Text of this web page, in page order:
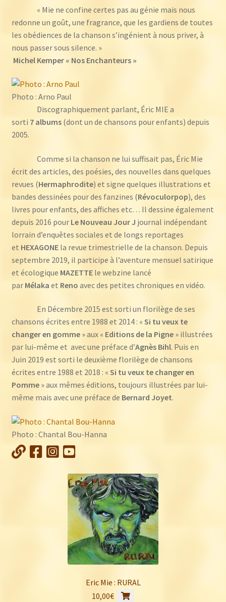
« Mie ne confine certes pas au génie mais nous
redonne un goût, une fragrance, que les gardiens de toutes
les obédiences de la chanson s’ingénient à nous priver, à
nous passer sous silence. »
Michel Kemper « Nos Enchanteurs »
Photo : Arno Paul
Discographiquement parlant, Éric MIE a
sorti 7 albums(dont un de chansons pour enfants) depuis
2005.
Comme si la chanson ne lui suffisait pas, Éric Mie
écrit des articles, des poésies, des nouvelles dans quelques
revues (Hermaphrodite) et signe quelques illustrations et
bandes dessinées pour des fanzines (Révoculorpop), des
livres pour enfants, des affiches etc… Il dessine également
depuis 2016 pour Le Nouveau Jour J journal indépendant
lorrain d’enquêtes sociales et de longs reportages
et HEXAGONEla revue trimestrielle de la chanson. Depuis
septembre 2019, il participe à l’aventure mensuel satirique
et écologique MAZETTEle webzine lancé
par Mélaka et Reno avec des petites chroniques en vidéo.
En Décembre 2015 est sorti un florilège de ses
chansons écrites entre 1988 et 2014 : « Si tu veux te
changer en gomme» aux « Editions de la Pigne» illustrées
par lui-même et avec une préface d’Agnès Bihl. Puis en
Juin 2019 est sorti le deuxième florilège de chansons
écrites entre 1988 et 2018 : « Si tu veux te changer en
Pomme» aux mêmes éditions, toujours illustrées par lui-
même mais avec une préface de Bernard Joyet.
Photo : Chantal Bou-Hanna
Eric Mie : RURAL
10,00€